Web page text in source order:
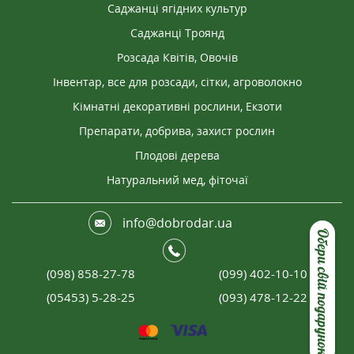
Обери свій подарунок
Дуже красиві квіти. Маленькі, не вибагливі.
2026-03-01
Якість посадкового матеріалу відмінна, всі
бульби тверді та здорові. Квіти розпустилися
насиченого червоного кольору, дуже пишні.
Виглядають неймовірно вишукано в невеликих
весняних букетах. Обов'язково буду брати ще
2026-03-04
Саджанці ягідних культур
Саджанці Троянд
Розсада Квітів, Овочів
Інвентар, все для розсади, сітки, агроволокно
Кімнатні декоративні рослини, Екзоти
Препарати, добрива, захист рослин
Плодові дерева
Натуральний мед, фіточаї
info@dobrodar.ua
(098) 858-27-78
(099) 402-10-10
(05453) 5-28-25
(093) 478-12-22